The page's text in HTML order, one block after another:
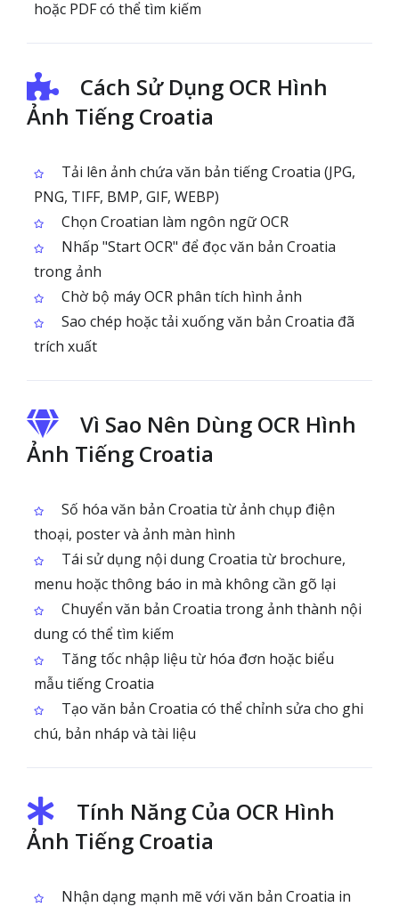
hoặc PDF có thể tìm kiếm
Cách Sử Dụng OCR Hình
Ảnh Tiếng Croatia
Tải lên ảnh chứa văn bản tiếng Croatia (JPG,
PNG, TIFF, BMP, GIF, WEBP)
Chọn Croatian làm ngôn ngữ OCR
Nhấp "Start OCR" để đọc văn bản Croatia
trong ảnh
Chờ bộ máy OCR phân tích hình ảnh
Sao chép hoặc tải xuống văn bản Croatia đã
trích xuất
Vì Sao Nên Dùng OCR Hình
Ảnh Tiếng Croatia
Số hóa văn bản Croatia từ ảnh chụp điện
thoại, poster và ảnh màn hình
Tái sử dụng nội dung Croatia từ brochure,
menu hoặc thông báo in mà không cần gõ lại
Chuyển văn bản Croatia trong ảnh thành nội
dung có thể tìm kiếm
Tăng tốc nhập liệu từ hóa đơn hoặc biểu
mẫu tiếng Croatia
Tạo văn bản Croatia có thể chỉnh sửa cho ghi
chú, bản nháp và tài liệu
Tính Năng Của OCR Hình
Ảnh Tiếng Croatia
Nhận dạng mạnh mẽ với văn bản Croatia in